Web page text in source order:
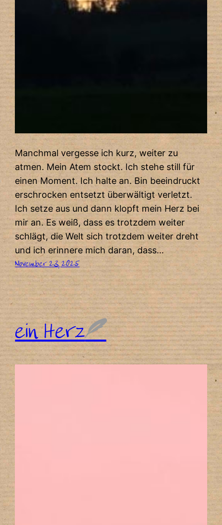
Manchmal vergesse ich kurz, weiter zu
atmen. Mein Atem stockt. Ich stehe still für
einen Moment. Ich halte an. Bin beeindruckt
erschrocken entsetzt überwältigt verletzt.
Ich setze aus und dann klopft mein Herz bei
mir an. Es weiß, dass es trotzdem weiter
schlägt, die Welt sich trotzdem weiter dreht
und ich erinnere mich daran, dass…
November 23, 2025
ein Herz